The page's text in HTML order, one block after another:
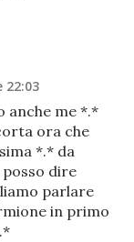
22:03
anche me *.*
ora che
*.* da
dire
parlare
in primo